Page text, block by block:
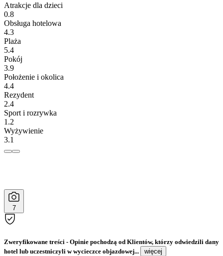
Atrakcje dla dzieci
0.8
Obsługa hotelowa
4.3
Plaża
5.4
Pokój
3.9
Położenie i okolica
4.4
Rezydent
2.4
Sport i rozrywka
1.2
Wyżywienie
3.1
7
Zweryfikowane treści - Opinie pochodzą od Klientów, którzy odwiedzili dany
hotel lub uczestniczyli w wycieczce objazdowej...
więcej